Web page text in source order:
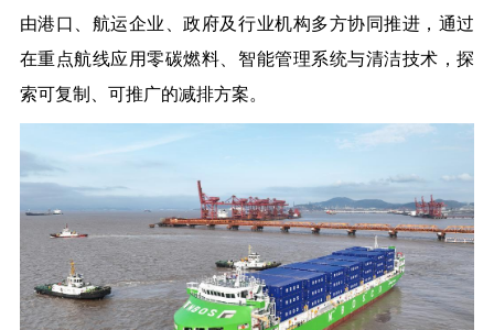
由港口、航运企业、政府及行业机构多方协同推进，通过
在重点航线应用零碳燃料、智能管理系统与清洁技术，探
索可复制、可推广的减排方案。